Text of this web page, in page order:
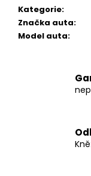
Kategorie:
Značka auta:
Model auta:
927
Kč